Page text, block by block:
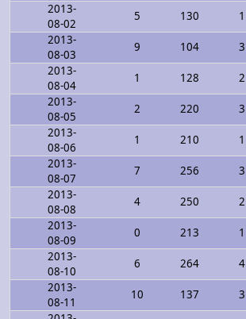
2013-
08-02
5 130 1
2013-
08-03
9 104 3
2013-
08-04
1 128 2
2013-
08-05
2 220 3
2013-
08-06
1 210 1
2013-
08-07
7 256 3
2013-
08-08
4 250 2
2013-
08-09
0 213 1
2013-
08-10
6 264 4
2013-
08-11
10 137 3